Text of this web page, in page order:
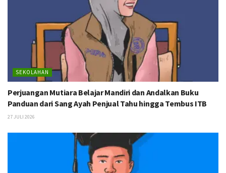
SEKOLAHAN
Perjuangan Mutiara Belajar Mandiri dan Andalkan Buku
Panduan dari Sang Ayah Penjual Tahu hingga Tembus ITB
27 JULI 2026